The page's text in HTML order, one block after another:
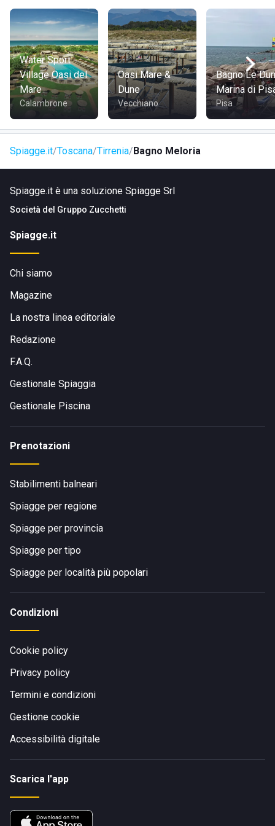
COME RAGGIUNGERE BAGNO MELORIA
Per raggiungere il Bagno Meloria partendo da
arrivare in circa 24 minuti guidando lungo Viale
Mezzapiaggia, oppure utilizzando i bus 010, 070, 080, 120,
140 e 875 da Torre 1. Da Livorno, si può prendere la Strada
Provinciale 224 per un viaggio di 18 minuti in auto, o il bus
10 da Piazza della Repubblica, che arriva in 38 minuti.
Visita il sito di Bagno Meloria
Water Sport
Village Oasi del
Mare
Calambrone
Oasi Mare &
Dune
Vecchiano
Bagno Le
Marina di
Pisa
Spiagge.it Toscana Tirrenia Bagno Meloria
Spiagge.it è una soluzione Spiagge Srl
Società del Gruppo Zucchetti
Spiagge.it
Chi siamo
Magazine
La nostra linea editoriale
Redazione
F.A.Q.
Gestionale Spiaggia
Gestionale Piscina
Prenotazioni
Stabilimenti balneari
Spiagge per regione
Spiagge per provincia
Spiagge per tipo
Spiagge per località più popolari
Condizioni
Cookie policy
Privacy policy
Termini e condizioni
Gestione cookie
Accessibilità digitale
Scarica l'app